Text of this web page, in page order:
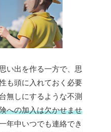
い出を作る一方で、思
も頭に入れておく必要
無しにするような不測
への加入は欠かせませ
年中いつでも連絡でき